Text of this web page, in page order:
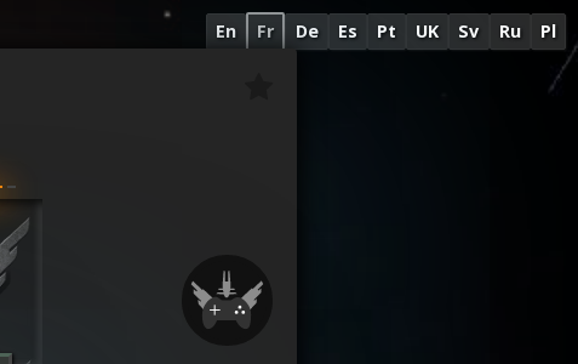
En Fr De Es Pt UK Sv Ru Pl